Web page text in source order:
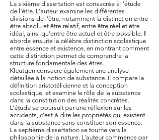
La sixième dissertation est consacrée à l’étude
de l’être. L’auteur examine les différentes
divisions de l’être, notamment la distinction entre
être absolu et être relatif, entre être réel et être
idéal, ainsi qu’entre être actuel et être possible. Il
aborde ensuite la célèbre distinction scolastique
entre essence et existence, en montrant comment
cette distinction permet de comprendre la
structure fondamentale des êtres.
Kleutgen consacre également une analyse
détaillée à la notion de substance. Il compare la
définition aristotélicienne et la conception
scolastique, et examine le rôle de la substance
dans la constitution des réalités concrètes.
L’étude se poursuit par une réflexion sur les
accidents, c’est-à-dire les propriétés qui existent
dans la substance sans constituer son essence.
La septième dissertation se tourne vers la
philosophie de la nature. L’auteur commence par